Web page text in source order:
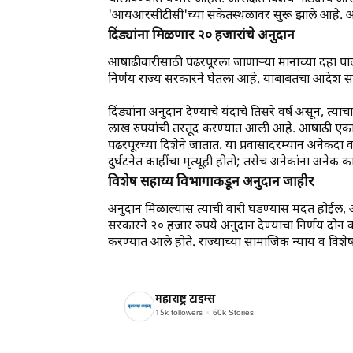
'आयआरसीटीसी'च्या संकेतस्थळावर सुरू झाले आहे.
दिंड्यांना मिळणार २० हजारांचे अनुदान
आषाढीवारीसाठी पंढरपूरला जाणाऱ्या मानाच्या दहा
निर्णय राज्य सरकारने घेतला आहे. याबाबतचा आदेश
दिंड्यांना अनुदान देण्याचे यंदाचे तिसरे वर्ष असून,
लाख रुपयांची तरतूद करण्यात आली आहे. आषाढी
पंढरपूरच्या दिशेने जातात. या प्रवासादरम्यान अनेकदा
दुर्घटनेत काहींचा मृत्यूही होतो; तसेच अनेकांना अनेक
विशेष सहाय्य विभागाकडून अनुदान जाहीर
अनुदान मिळाल्यास त्यांची वारी घडण्यास मदत होईल,
सरकारने २० हजार रुपये अनुदान देण्याचा निर्णय दोन
करण्यात आले होते. राज्याच्या सामाजिक न्याय व
महाराष्ट्र टाइम्स
15k followers 60k Stories